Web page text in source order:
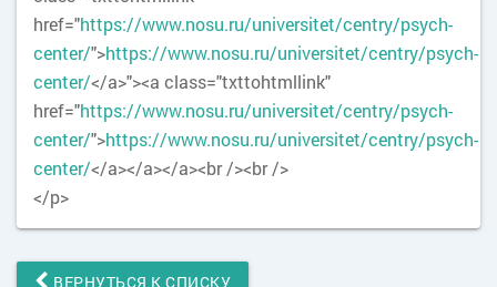
href="https://www.nosu.ru/universitet/centry/psych-
center/">https://www.nosu.ru/universitet/centry/psych-
center/</a>"><a class="txttohtmllink"
href="https://www.nosu.ru/universitet/centry/psych-
center/">https://www.nosu.ru/universitet/centry/psych-
center/</a></a></a><br /><br />
</p>
ВЕРНУТЬСЯ К СПИСКУ